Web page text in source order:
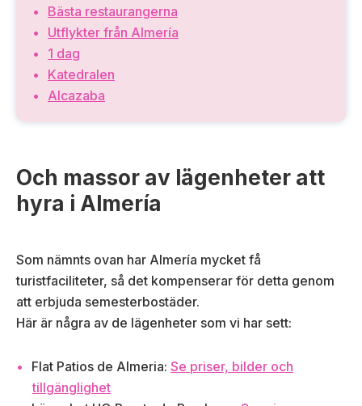
Bästa restaurangerna
Utflykter från Almería
1 dag
Katedralen
Alcazaba
Och massor av lägenheter att
hyra i Almería
Som nämnts ovan har Almería mycket få
turistfaciliteter, så det kompenserar för detta genom
att erbjuda semesterbostäder.
Här är några av de lägenheter som vi har sett:
Flat Patios de Almeria: Se priser, bilder och
tillgänglighet